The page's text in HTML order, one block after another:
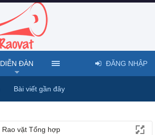
Rao vặt Tổng hợp
DIỄN ĐÀN
Bài viết gần đây
ĐĂNG NHẬP